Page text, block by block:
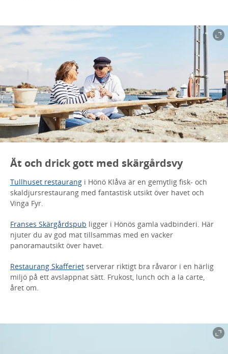
Ät och drick gott med skärgårdsvy
Tullhuset restaurang i Hönö Klåva är en gemytlig fisk- och
skaldjursrestaurang med fantastisk utsikt över havet och
Vinga Fyr.
Franses Skärgårdspub ligger i Hönös gamla vadbinderi. Här
njuter du av god mat tillsammas med en vacker
panoramautsikt över havet.
Restaurang Skafferiet serverar riktigt bra råvaror i en härlig
miljö på ett avslappnat sätt. Frukost, lunch och a la carte,
året om.